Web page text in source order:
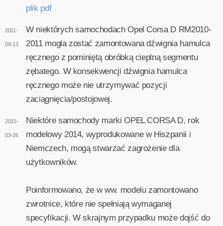
plik pdf
2011-
09-13
W niektórych samochodach Opel Corsa D RM2010-
2011 mogła zostać zamontowana dźwignia hamulca
ręcznego z pominiętą obróbką cieplną segmentu
zębatego. W konsekwencji dźwignia hamulca
ręcznego może nie utrzymywać pozycji
zaciągnięcia/postojowej.
2015-
03-26
Niektóre samochody marki OPEL CORSA D, rok
modelowy 2014, wyprodukowane w Hiszpanii i
Niemczech, mogą stwarzać zagrożenie dla
użytkowników.
Poinformowano, że w ww. modelu zamontowano
zwrotnice, które nie spełniają wymaganej
specyfikacji. W skrajnym przypadku może dojść do